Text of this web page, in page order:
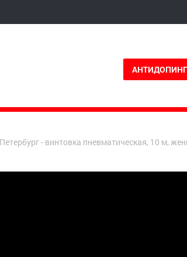
АНТИДОПИНГ
- винтовка пневматическая, 10 м,